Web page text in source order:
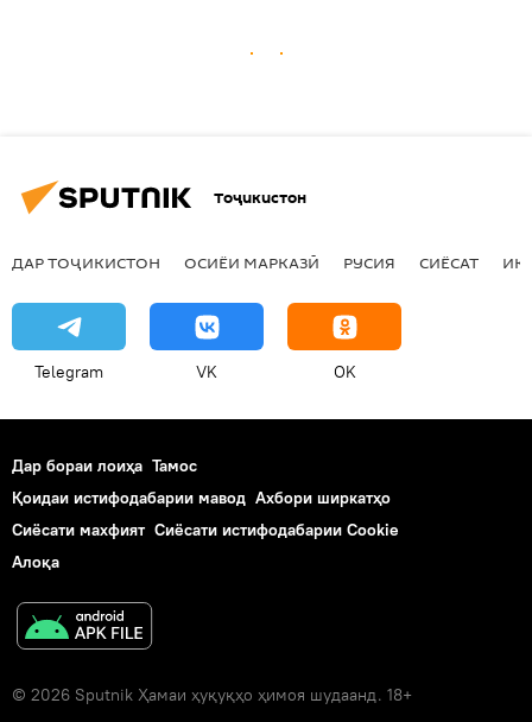
Тоҷикистон
ДАР ТОҶИКИСТОН ОСИЁИ МАРКАЗӢ РУСИЯ СИЁСАТ
Telegram VK OK
Дар бораи лоиҳа Тамос
Қоидаи истифодабарии мавод Ахбори ширкатҳо
Сиёсати махфият Сиёсати истифодабарии Cookie
Алоқа
© 2026 Sputnik Ҳамаи ҳуқуқҳо ҳимоя шудаанд. 18+